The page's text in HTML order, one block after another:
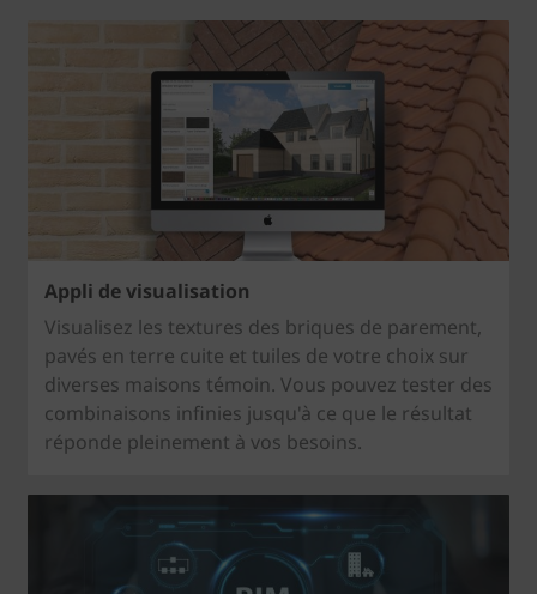
Appli de visualisation
Visualisez les textures des briques de parement,
pavés en terre cuite et tuiles de votre choix sur
diverses maisons témoin. Vous pouvez tester des
combinaisons infinies jusqu'à ce que le résultat
réponde pleinement à vos besoins.